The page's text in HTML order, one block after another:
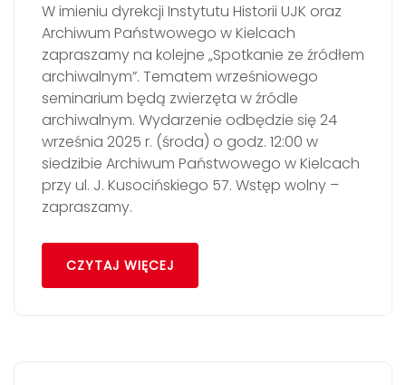
W imieniu dyrekcji Instytutu Historii UJK oraz
Archiwum Państwowego w Kielcach
zapraszamy na kolejne „Spotkanie ze źródłem
archiwalnym”. Tematem wrześniowego
seminarium będą zwierzęta w źródle
archiwalnym. Wydarzenie odbędzie się 24
września 2025 r. (środa) o godz. 12:00 w
siedzibie Archiwum Państwowego w Kielcach
przy ul. J. Kusocińskiego 57. Wstęp wolny –
zapraszamy.
CZYTAJ WIĘCEJ